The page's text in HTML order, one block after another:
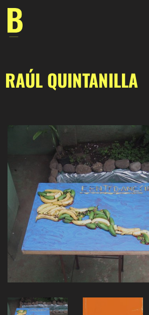
Saltar
contenido
RAÚL QUINTANILLA